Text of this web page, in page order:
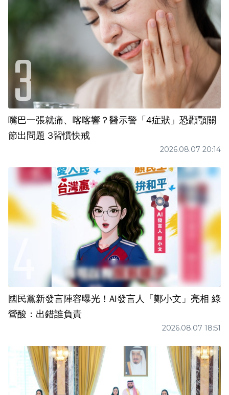
嘴巴一張就痛、喀喀響？醫示警「4症狀」恐顳顎關
節出問題 3習慣快戒
2026.08.07 20:14
國民黨新發言陣容曝光！AI發言人「鄭小文」亮相 綠
營酸：出錯誰負責
2026.08.07 18:51